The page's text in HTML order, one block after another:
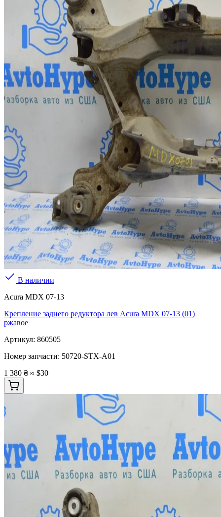
В наличии
Acura MDX 07-13
Крепление заднего редуктора лев Acura MDX 07-13 (01)
ржавое
Артикул: 860505
Номер запчасти: 50720-STX-A01
1 380 ₴ ≈ $30